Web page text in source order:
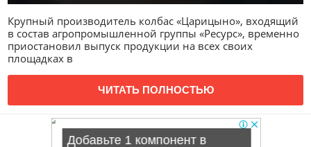
Крупный производитель колбас «Царицыно», входящий
в состав агропромышленной группы «Ресурс», временно
приостановил выпуск продукции на всех своих
площадках в
ЧИТАТЬ ПОЛНОСТЬЮ